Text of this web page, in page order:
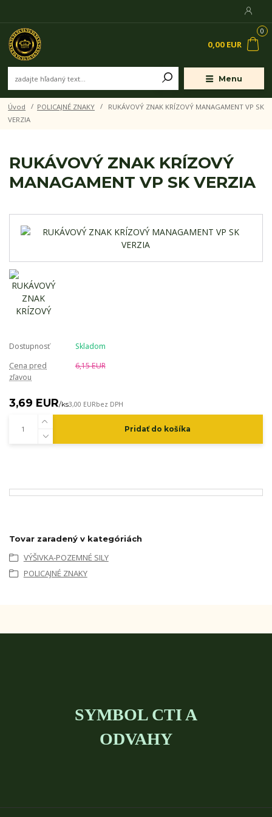
Menu
0
0,00 EUR
Úvod POLICAJNÉ ZNAKY
RUKÁVOVÝ ZNAK KRÍZOVÝ MANAGAMENT VP SK
VERZIA
RUKÁVOVÝ ZNAK KRÍZOVÝ
MANAGAMENT VP SK VERZIA
Dostupnosť
Skladom
Cena pred
zľavou
6,15 EUR
3,69 EUR/ks3,00 EURbez DPH
Pridať do košíka
Tovar zaradený v kategóriách
VÝŠIVKA-POZEMNÉ SILY
POLICAJNÉ ZNAKY
SYMBOL CTI A
ODVAHY